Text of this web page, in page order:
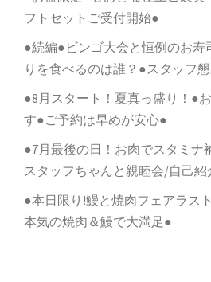
フトセットご受付開始●
●続編●ビンゴ大会と恒例のお寿
りを食べるのは誰？●スタッフ
●8月スタート！夏真っ盛り！●
す●ご予約は早めが安心●
●7月最後の日！お肉でスタミナ
スタッフちゃんと親睦会/自己紹
●本日限り!鰻と焼肉フェアラス
本気の焼肉＆鰻で大満足●